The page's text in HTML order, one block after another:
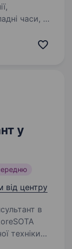
часи, —
у
від центру
техніки